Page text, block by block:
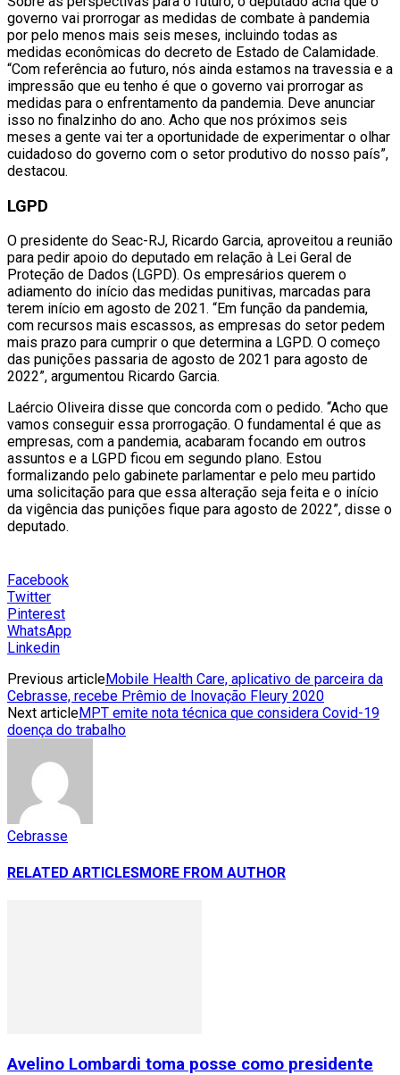
governo vai prorrogar as medidas de combate à pandemia
por pelo menos mais seis meses, incluindo todas as
medidas econômicas do decreto de Estado de Calamidade.
“Com referência ao futuro, nós ainda estamos na travessia e a
impressão que eu tenho é que o governo vai prorrogar as
medidas para o enfrentamento da pandemia. Deve anunciar
isso no finalzinho do ano. Acho que nos próximos seis
meses a gente vai ter a oportunidade de experimentar o olhar
cuidadoso do governo com o setor produtivo do nosso país”,
destacou.
LGPD
O presidente do Seac-RJ, Ricardo Garcia, aproveitou a reunião
para pedir apoio do deputado em relação à Lei Geral de
Proteção de Dados (LGPD). Os empresários querem o
adiamento do início das medidas punitivas, marcadas para
terem início em agosto de 2021. “Em função da pandemia,
com recursos mais escassos, as empresas do setor pedem
mais prazo para cumprir o que determina a LGPD. O começo
das punições passaria de agosto de 2021 para agosto de
2022”, argumentou Ricardo Garcia.
Laércio Oliveira disse que concorda com o pedido. “Acho que
vamos conseguir essa prorrogação. O fundamental é que as
empresas, com a pandemia, acabaram focando em outros
assuntos e a LGPD ficou em segundo plano. Estou
formalizando pelo gabinete parlamentar e pelo meu partido
uma solicitação para que essa alteração seja feita e o início
da vigência das punições fique para agosto de 2022”, disse o
deputado.
Facebook
Twitter
Pinterest
WhatsApp
Linkedin
Previous articleMobile Health Care, aplicativo de parceira da
Cebrasse, recebe Prêmio de Inovação Fleury 2020
Next articleMPT emite nota técnica que considera Covid-19
doença do trabalho
Cebrasse
RELATED ARTICLESMORE FROM AUTHOR
Avelino Lombardi toma posse como presidente